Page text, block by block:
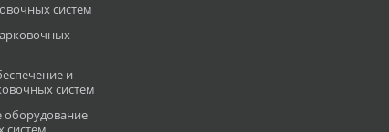
систем
и
систем
оборудование